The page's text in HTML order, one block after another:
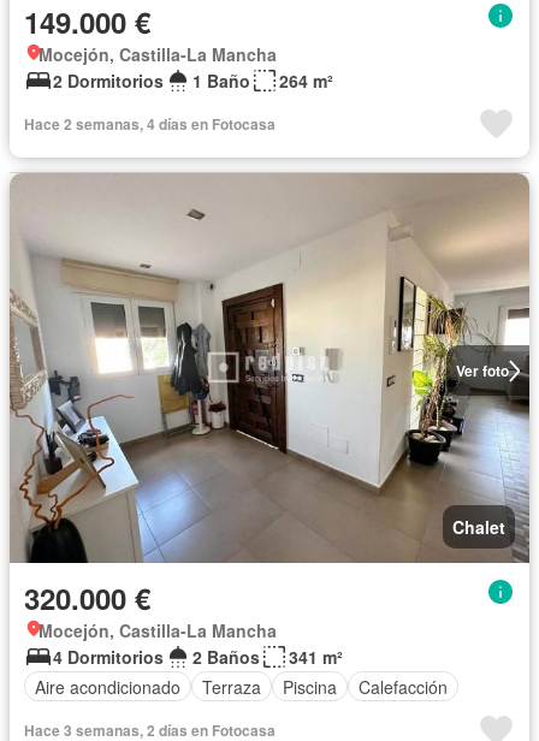
149.000 €
Mocejón, Castilla-La Mancha
2 Dormitorios
1 Baño 264 m²
Hace 2 semanas, 4 días en Fotocasa
Ver foto
Chalet
320.000 €
Mocejón, Castilla-La Mancha
4 Dormitorios
2 Baños
341 m²
Aire acondicionado
Terraza Piscina Calefacción
Hace 3 semanas, 2 días en Fotocasa